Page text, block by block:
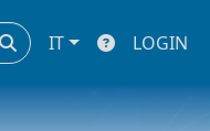
IT LOGIN